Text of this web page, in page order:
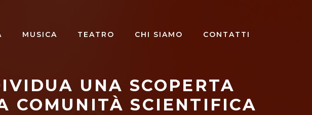
MUSICA TEATRO CHI SIAMO CONTATTI
UNA SCOPERTA
COMUNITÀ SCIENTIFICA